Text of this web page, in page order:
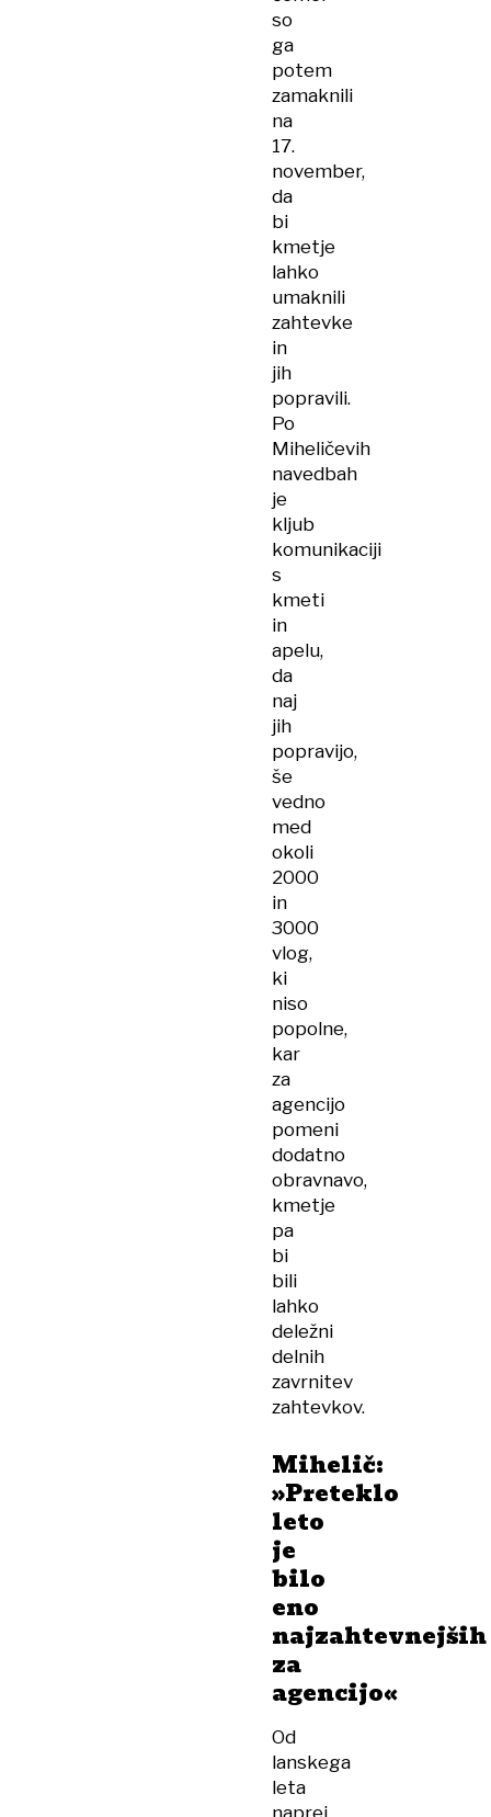
so
ga
potem
zamaknili
na
17.
november,
da
bi
kmetje
lahko
umaknili
zahtevke
in
jih
popravili.
Po
Miheličevih
navedbah
je
kljub
komunikaciji
s
kmeti
in
apelu,
da
naj
jih
popravijo,
še
vedno
med
okoli
2000
in
3000
vlog,
ki
niso
popolne,
kar
za
agencijo
pomeni
dodatno
obravnavo,
kmetje
pa
bi
bili
lahko
deležni
delnih
zavrnitev
zahtevkov.
Mihelič:
»Preteklo
leto
je
bilo
eno
najzahtevnejših
za
agencijo«
Od
lanskega
leta